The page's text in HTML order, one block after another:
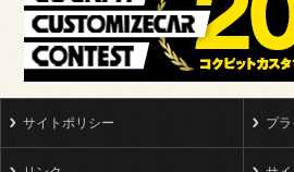
サイトポリシー プ